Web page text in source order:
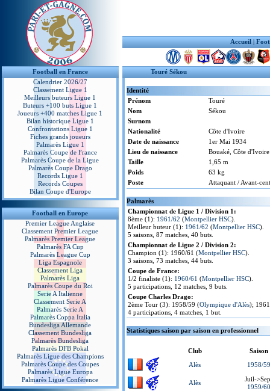
Accueil |
Football en France
Calendrier 2026/27
Classement Ligue 1
Meilleurs buteurs Ligue 1
Buteurs +100 buts Ligue 1
Joueurs +400 matches Ligue 1
Bilan historique Ligue 1
Confrontations Ligue 1
Fiches grands joueurs
Palmarès Ligue 1
Palmarès Coupe de France
Palmarès Coupe de la Ligue
Palmarès Coupe Drago
Records Ligue 1
Records Coupes
Bilan Coupe d'Europe
Football en Europe
Premier League Anglaise
Classement Premier League
Palmarès Premier League
Palmarès FA Cup
Palmarès League Cup
Liga Espagnole
Classement Liga
Palmarès Liga
Palmarès Coupe du Roi
Serie A Italienne
Classement Serie A
Palmarès Serie A
Palmarès Coppa Italia
Bundesliga Allemande
Classement Bundesliga
Palmarès Bundesliga
Palmarès DFB Pokal
Palmarès Ligue des Champions
Palmarès Coupe des Coupes
Palmarès Ligue Europa
Palmarès Ligue Conférence
Touré Sékou
Identité
Prénom
Touré
Nom
Sékou
Surnom
Nationalité
Côte d'Ivoire
Date de naissance
1er Mai 1934
Lieu de naissance
Bouaké, Côte d'Ivoire
Taille
1,65 m
Poids
63 kg
Poste
Attaquant / Avant-
Palmarès
Championnat de Ligue 1 / Division 1:
8ème (1): 1961/62 (Montpellier HSC).
Meilleur buteur (1): 1961/62 (Montpellier HSC).
5 saisons, 87 matches, 40 buts.
Championnat de Ligue 2 / Division 2:
Champion (1): 1960/61 (Montpellier HSC).
3 saisons, 73 matches, 44 buts.
Coupe de France:
1/2 finaliste (1): 1960/61 (Montpellier HSC).
5 participations, 12 matches, 9 buts.
Coupe Charles Drago:
2ème Tour (3): 1958/59 (Olympique d'Alès);
4 participations, 4 matches, 1 but.
Statistiques saison par saison en professionnel
Club
Saison
Alès
1958/59
Alès
Juil-
1959/60